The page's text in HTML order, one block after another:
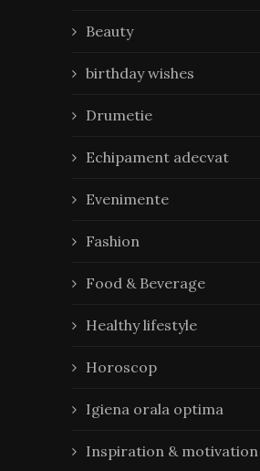
Beauty
birthday wishes
Drumetie
Echipament adecvat
Evenimente
Fashion
Food & Beverage
Healthy lifestyle
Horoscop
Igiena orala optima
Inspiration & motivation